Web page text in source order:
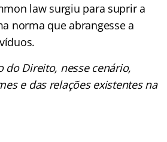
law surgiu para suprir a
norma que abrangesse a
do Direito, nesse cenário,
e das relações existentes na